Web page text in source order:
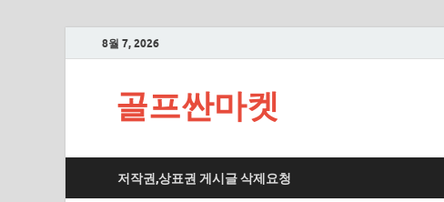
8월 7, 2026
골프싼마켓
저작권,상표권 게시글 삭제요청